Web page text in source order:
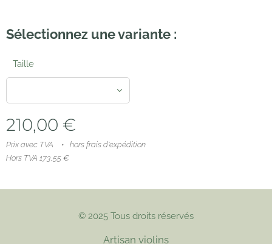
Sélectionnez une variante :
Taille
210,00 €
Prix avec TVA
hors frais d'expédition
Hors TVA 173,55 €
© 2025 Tous droits réservés
Artisan violins